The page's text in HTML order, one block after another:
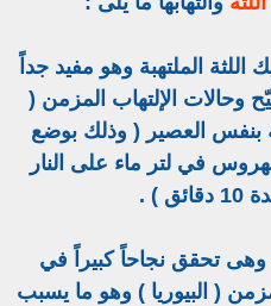
اللثة الملتهبة وهو مفيد جداً
وحالات الإلتهاب المزمن (
بنفس العصير ( وذلك بوضع
في لتر ماء على النار
) .
وهى تحقق نجاحاً كبيراً في
( البيوريا ) وهو ما يسبب